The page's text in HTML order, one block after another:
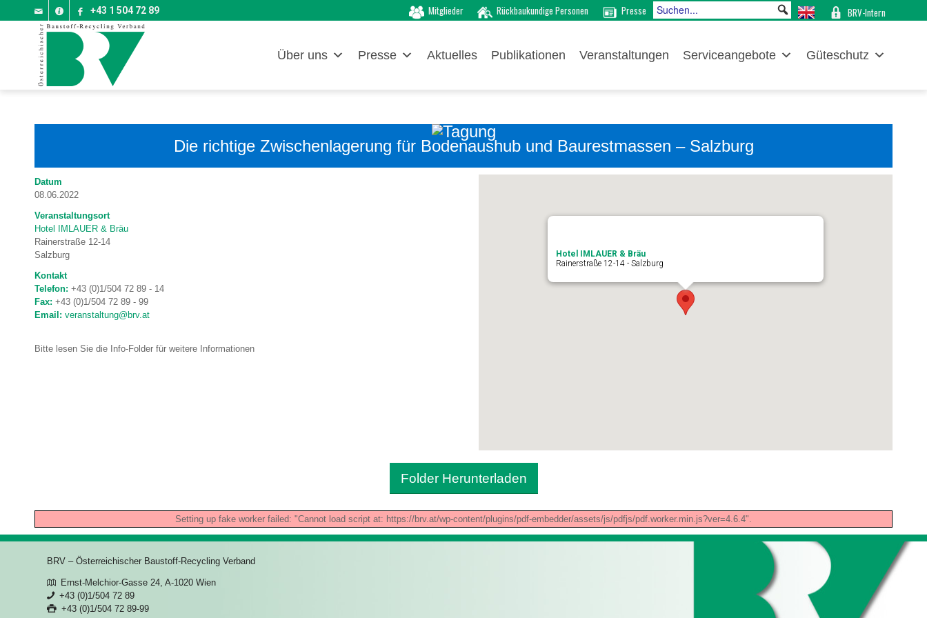
Mitglieder Rückbaukundige Personen Presse BRV-Intern
+43 1 504 72 89
Über uns Presse Aktuelles Publikationen Veranstaltungen Serviceangebote Güteschutz
Die richtige Zwischenlagerung für Bodenaushub und Baurestmassen – Salzburg
Hotel IMLAUER & Bräu
Rainerstraße 12-14 - Salzburg
Datum
08.06.2022
Veranstaltungsort
Hotel IMLAUER & Bräu
Rainerstraße 12-14
Salzburg
Kontakt
Telefon: +43 (0)1/504 72 89 - 14
Fax: +43 (0)1/504 72 89 - 99
Email: veranstaltung@brv.at
Bitte lesen Sie die Info-Folder für weitere Informationen
Folder Herunterladen
Setting up fake worker failed: "Cannot load script at: https://brv.at/wp-content/plugins/pdf-embedder/assets/js/pdfjs/pdf.worker.min.js?ver=4.6.4".
BRV – Österreichischer Baustoff-Recycling Verband
Ernst-Melchior-Gasse 24, A-1020 Wien
+43 (0)1/504 72 89
+43 (0)1/504 72 89-99